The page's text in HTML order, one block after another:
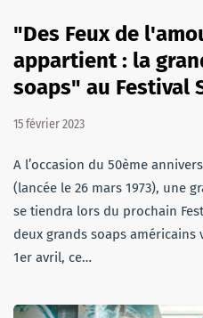
"Des Feux de
appartient : la
soaps" au Festival
15 février 2023
A l’occasion du 50ème
(lancée le 26 mars 1973), une
se tiendra lors du prochain
deux grands soaps
1er avril, ce…